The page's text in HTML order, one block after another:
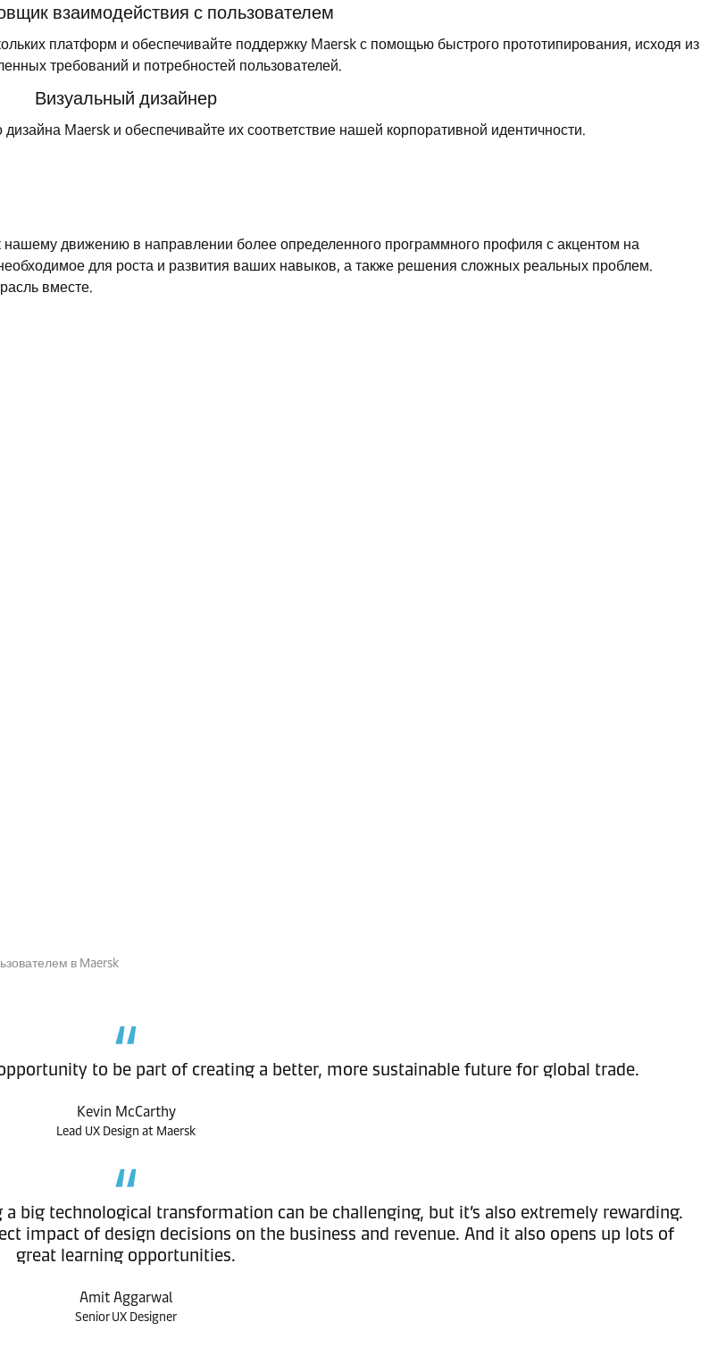
взаимодействия с пользователем
платформ и обеспечивайте поддержку Maersk с помощью быстрого прототипирования, исходя из
требований и потребностей пользователей.
Визуальный дизайнер
Maersk и обеспечивайте их соответствие нашей корпоративной идентичности.
нашему движению в направлении более определенного программного профиля с акцентом на
для роста и развития ваших навыков, а также решения сложных реальных проблем.
вместе.
в Maersk
to be part of creating a better, more sustainable future for global trade.
Kevin McCarthy
Lead UX Design at Maersk
big technological transformation can be challenging, but it’s also extremely rewarding.
impact of design decisions on the business and revenue. And it also opens up lots of
great learning opportunities.
Amit Aggarwal
Senior UX Designer